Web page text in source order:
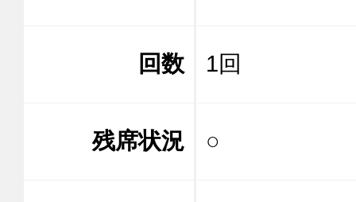
回数 1回
残席状況 ○